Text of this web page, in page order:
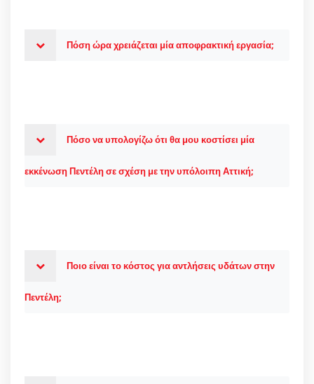
Πόση ώρα χρειάζεται μία αποφρακτική εργασία;
Πόσο να υπολογίζω ότι θα μου κοστίσει μία
εκκένωση Πεντέλη σε σχέση με την υπόλοιπη Αττική;
Ποιο είναι το κόστος για αντλήσεις υδάτων στην
Πεντέλη;